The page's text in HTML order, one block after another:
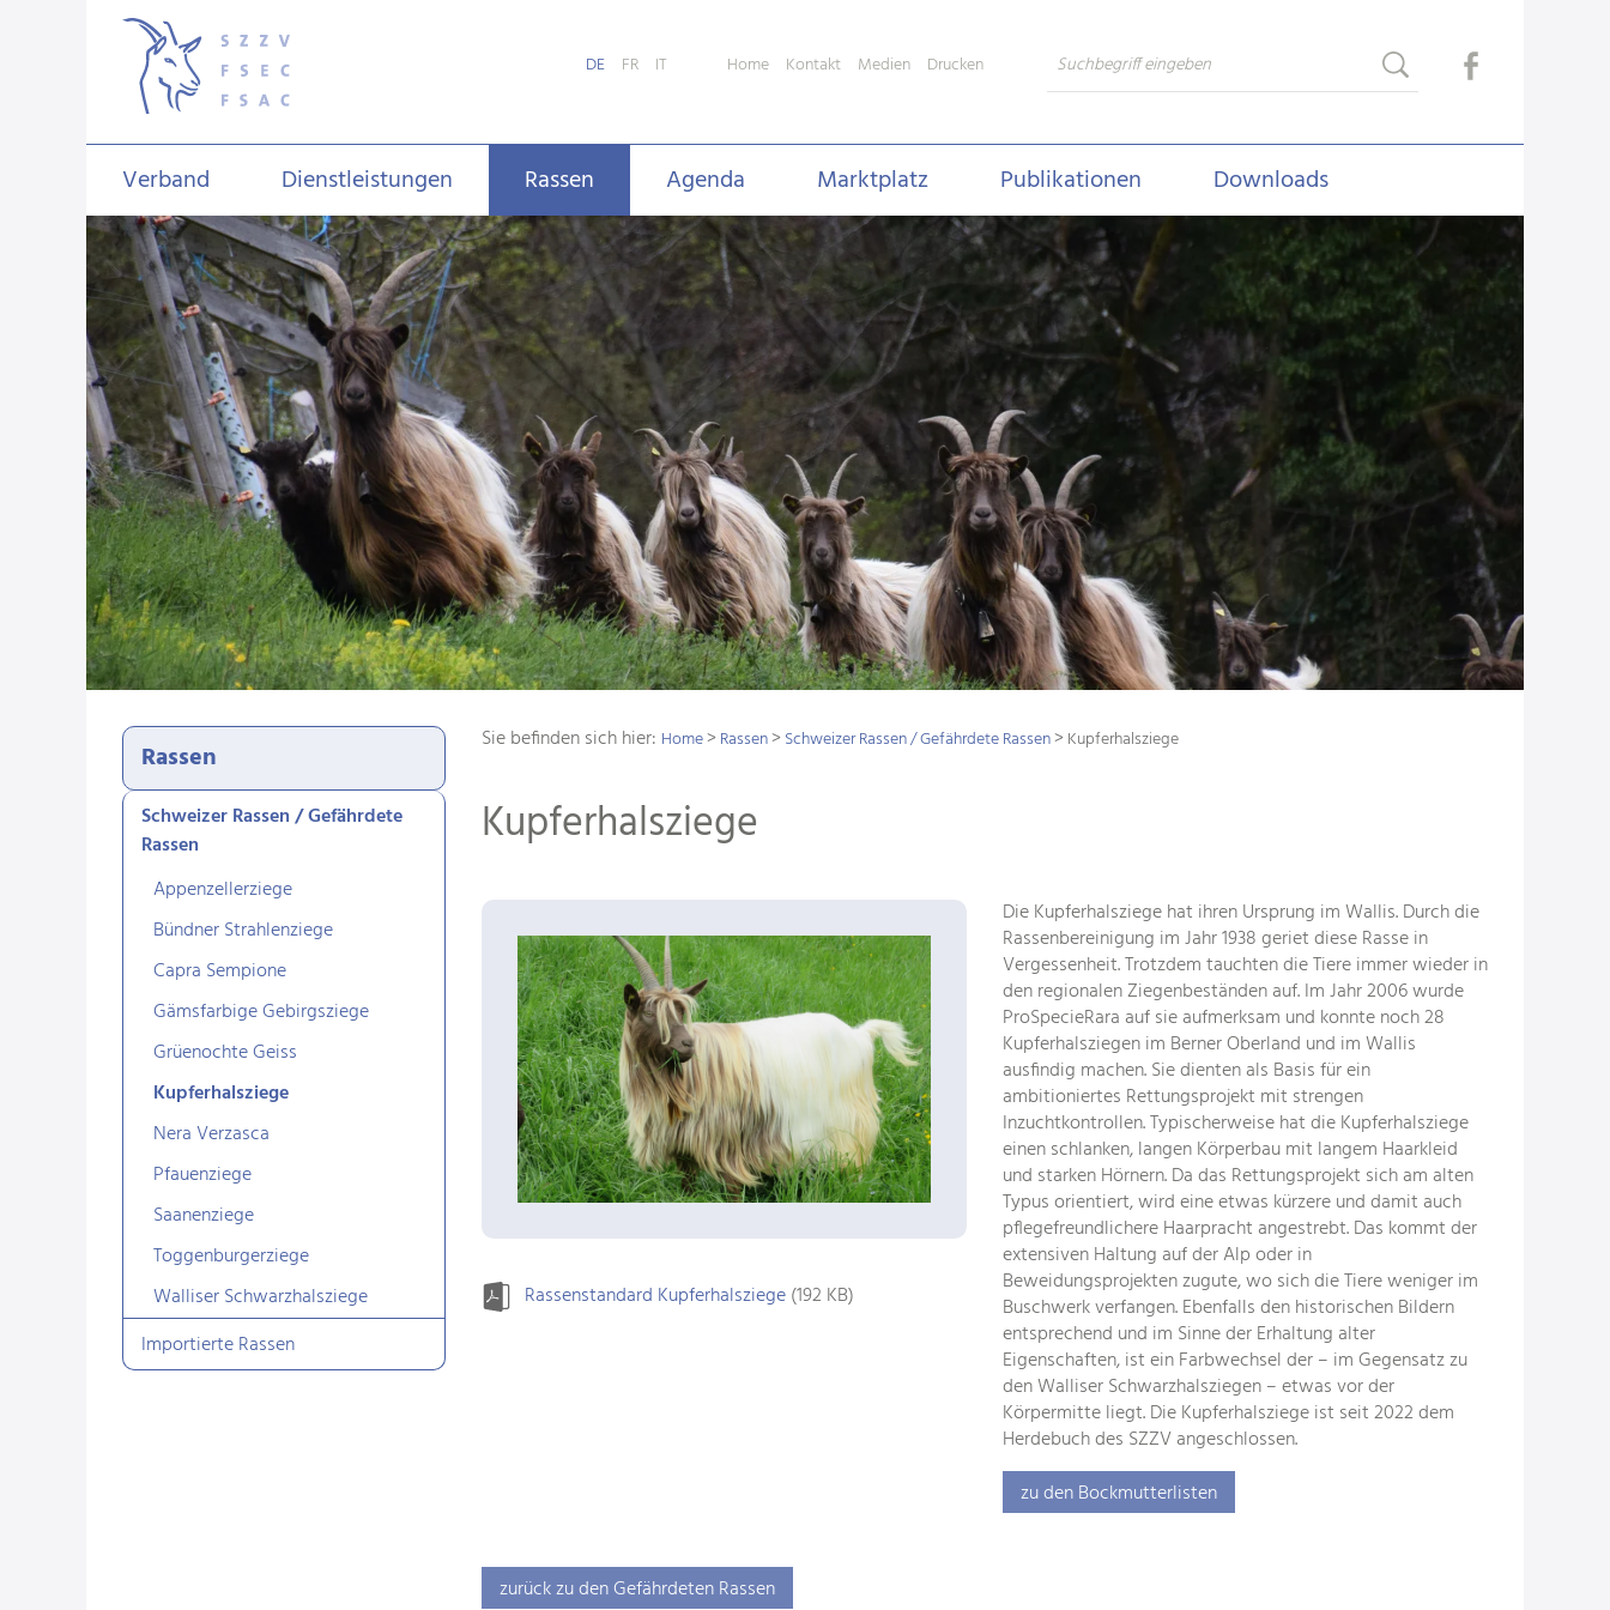
DE FR IT Home Kontakt Medien Drucken
Verband Dienstleistungen Rassen Agenda Marktplatz Publikationen Downloads
Rassen
Schweizer Rassen / Gefährdete
Rassen
Appenzellerziege
Bündner Strahlenziege
Capra Sempione
Gämsfarbige Gebirgsziege
Grüenochte Geiss
Kupferhalsziege
Nera Verzasca
Pfauenziege
Saanenziege
Toggenburgerziege
Walliser Schwarzhalsziege
Importierte Rassen
Sie befinden sich hier: Home>Rassen>Schweizer Rassen / Gefährdete Rassen>Kupferhalsziege
Kupferhalsziege
Rassenstandard Kupferhalsziege(192 KB)
Die Kupferhalsziege hat ihren Ursprung im Wallis. Durch die
Rassenbereinigung im Jahr 1938 geriet diese Rasse in
Vergessenheit. Trotzdem tauchten die Tiere immer wieder in
den regionalen Ziegenbeständen auf. Im Jahr 2006 wurde
ProSpecieRara auf sie aufmerksam und konnte noch 28
Kupferhalsziegen im Berner Oberland und im Wallis
ausfindig machen. Sie dienten als Basis für ein
ambitioniertes Rettungsprojekt mit strengen
Inzuchtkontrollen. Typischerweise hat die Kupferhalsziege
einen schlanken, langen Körperbau mit langem Haarkleid
und starken Hörnern. Da das Rettungsprojekt sich am alten
Typus orientiert, wird eine etwas kürzere und damit auch
pflegefreundlichere Haarpracht angestrebt. Das kommt der
extensiven Haltung auf der Alp oder in
Beweidungsprojekten zugute, wo sich die Tiere weniger im
Buschwerk verfangen. Ebenfalls den historischen Bildern
entsprechend und im Sinne der Erhaltung alter
Eigenschaften, ist ein Farbwechsel der – im Gegensatz zu
den Walliser Schwarzhalsziegen – etwas vor der
Körpermitte liegt. Die Kupferhalsziege ist seit 2022 dem
Herdebuch des SZZV angeschlossen.
zu den Bockmutterlisten
zurück zu den Gefährdeten Rassen